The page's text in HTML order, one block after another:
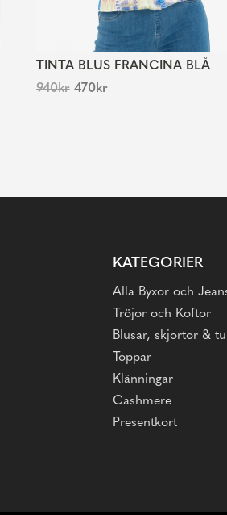
TINTA BLUS FRANCINA BLÅ
940kr 470kr
KATEGORIER
Alla Byxor och
Tröjor och Koftor
Blusar, skjortor &
Toppar
Klänningar
Cashmere
Presentkort